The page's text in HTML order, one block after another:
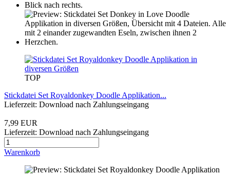
TOP
Stickdatei Set Royaldonkey Doodle Applikation...
Lieferzeit: Download nach Zahlungseingang
7,99 EUR
Lieferzeit: Download nach Zahlungseingang
Warenkorb